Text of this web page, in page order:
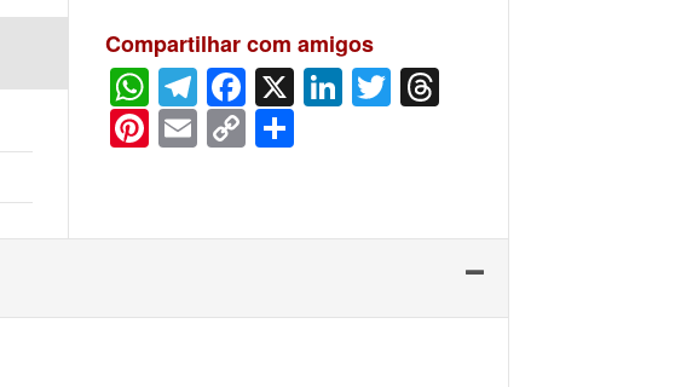
Compartilhar com amigos
WhatsApp
Telegram
Facebook
X LinkedIn
Twitter
Pinterest
Email
Copy
Link